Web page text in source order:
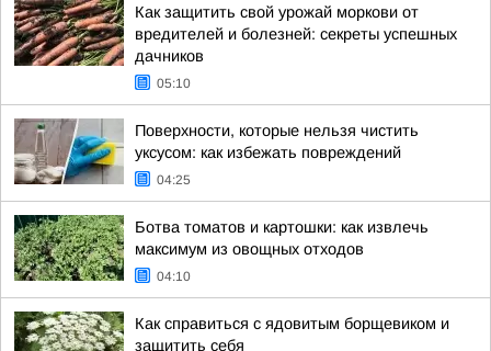
Как защитить свой урожай моркови от
вредителей и болезней: секреты успешных
дачников
05:10
Поверхности, которые нельзя чистить
уксусом: как избежать повреждений
04:25
Ботва томатов и картошки: как извлечь
максимум из овощных отходов
04:10
Как справиться с ядовитым борщевиком и
защитить себя